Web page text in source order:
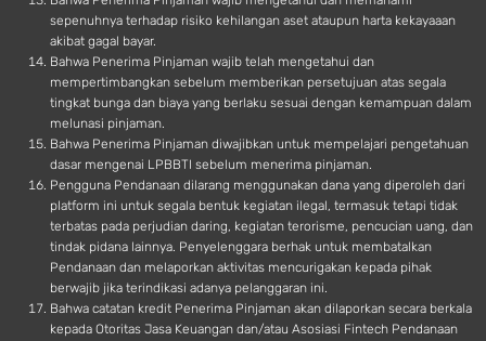
sepenuhnya terhadap risiko kehilangan aset ataupun harta kekayaaan
akibat gagal bayar.
Bahwa Penerima Pinjaman wajib telah mengetahui dan
mempertimbangkan sebelum memberikan persetujuan atas segala
tingkat bunga dan biaya yang berlaku sesuai dengan kemampuan dalam
melunasi pinjaman.
Bahwa Penerima Pinjaman diwajibkan untuk mempelajari pengetahuan
dasar mengenai LPBBTI sebelum menerima pinjaman.
Pengguna Pendanaan dilarang menggunakan dana yang diperoleh dari
platform ini untuk segala bentuk kegiatan ilegal, termasuk tetapi tidak
terbatas pada perjudian daring, kegiatan terorisme, pencucian uang, dan
tindak pidana lainnya. Penyelenggara berhak untuk membatalkan
Pendanaan dan melaporkan aktivitas mencurigakan kepada pihak
berwajib jika terindikasi adanya pelanggaran ini.
Bahwa catatan kredit Penerima Pinjaman akan dilaporkan secara berkala
kepada Otoritas Jasa Keuangan dan/atau Asosiasi Fintech Pendanaan